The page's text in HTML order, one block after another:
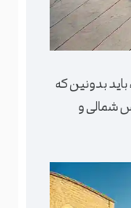
باید بدونین که
شمالی و